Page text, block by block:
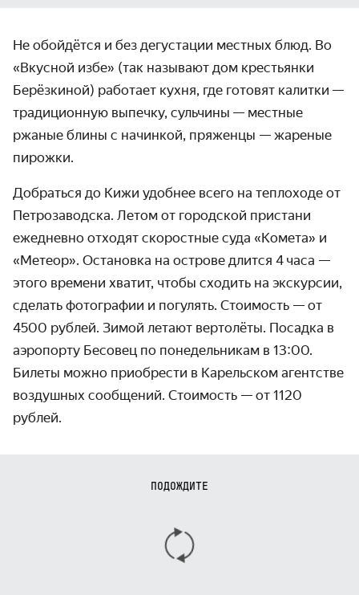
Не обойдётся и без дегустации местных блюд. Во
«‎Вкусной избе»‎ (так называют дом крестьянки
Берёзкиной) работает кухня, где готовят калитки —
традиционную выпечку, сульчины — местные
ржаные блины с начинкой, пряженцы — жареные
пирожки.
Добраться до Кижи удобнее всего на теплоходе от
Петро­заводска. Летом от городской пристани
ежедневно отходят скоростные суда «Комета»‎ и
«Метеор»‎. Остановка на острове длится 4 часа —
этого времени хватит, чтобы сходить на экскурсии,
сделать фото­графии и погулять. Стоимость — от
4500 рублей. Зимой летают вертолёты. Посадка в
аэропорту Бесовец по понедель­никам в 13:00.
Билеты можно приобрести в Карельском агентстве
воздушных сообщений. Стоимость — от 1120
рублей.
ПОДОЖДИТЕ